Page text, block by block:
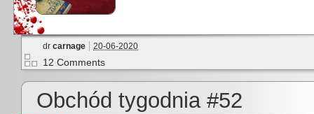
dr carnage 20-06-2020
12 Comments
Obchód tygodnia #52